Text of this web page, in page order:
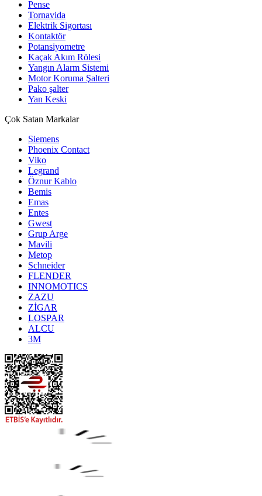
Pense
Tornavida
Elektrik Sigortası
Kontaktör
Potansiyometre
Kaçak Akım Rölesi
Yangın Alarm Sistemi
Motor Koruma Şalteri
Pako şalter
Yan Keski
Çok Satan Markalar
Siemens
Phoenix Contact
Viko
Legrand
Öznur Kablo
Bemis
Emas
Entes
Gwest
Grup Arge
Mavili
Metop
Schneider
FLENDER
INNOMOTICS
ZAZU
ZİGAR
LOSPAR
ALCU
3M